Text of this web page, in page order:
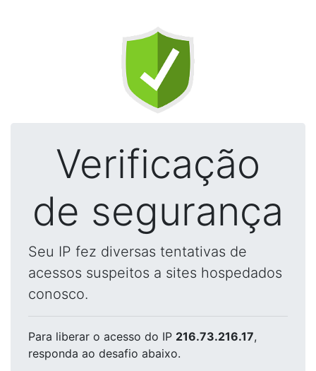
Verificação
de segurança
Seu IP fez diversas tentativas de
acessos suspeitos a sites hospedados
conosco.
Para liberar o acesso do IP 216.73.216.17,
responda ao desafio abaixo.